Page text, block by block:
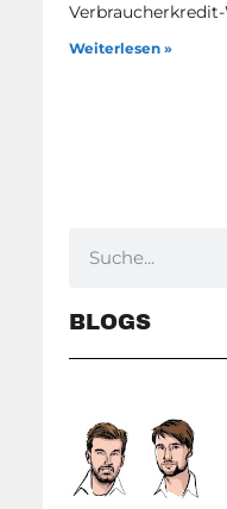
Weiterlesen »
BLOGS